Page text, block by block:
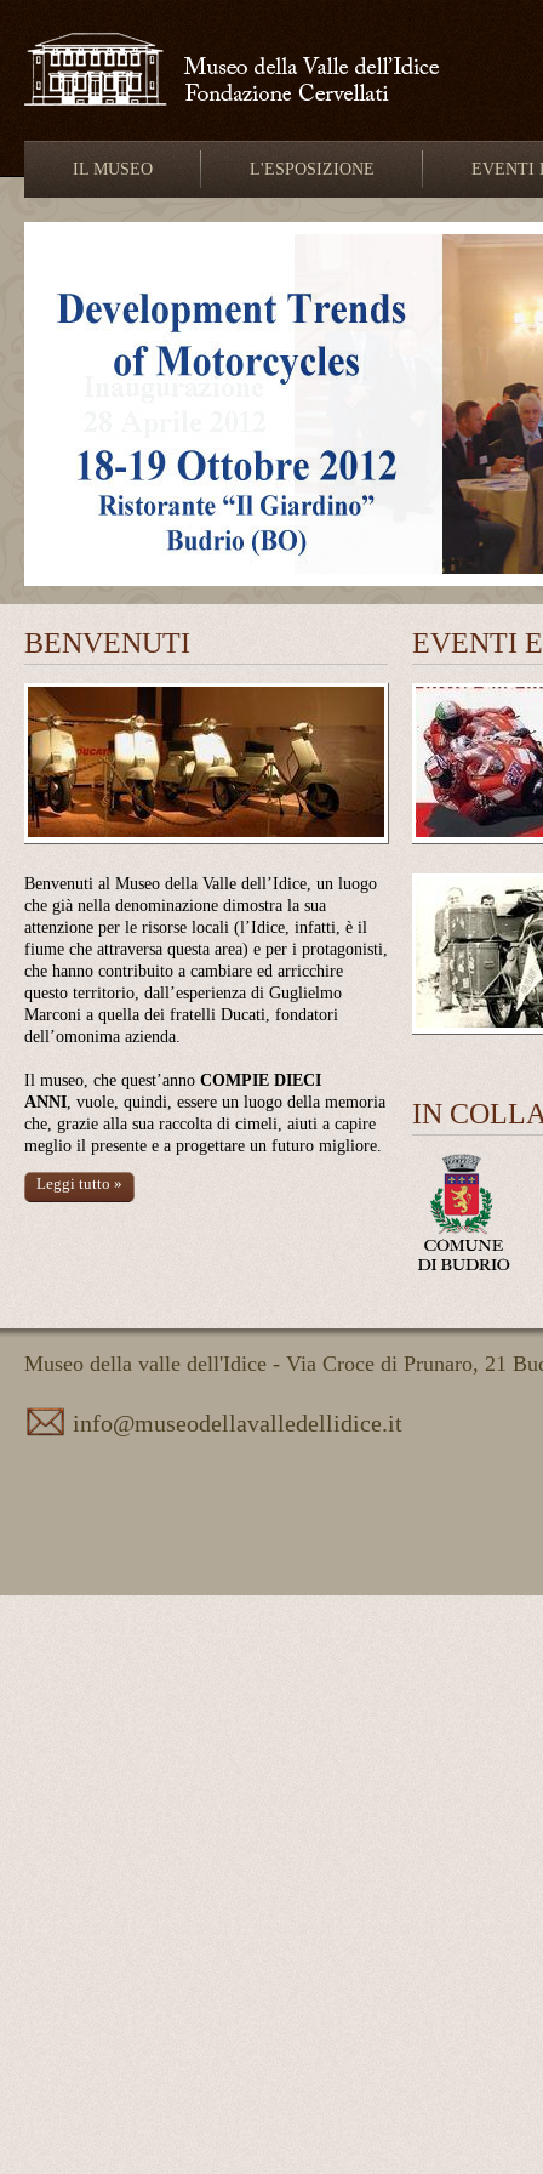
IL MUSEO L'ESPOSIZIONE EVENTI
BENVENUTI
Benvenuti al Museo della Valle dell’Idice, un luogo
che già nella denominazione dimostra la sua
attenzione per le risorse locali (l’Idice, infatti, è il
fiume che attraversa questa area) e per i protagonisti,
che hanno contribuito a cambiare ed arricchire
questo territorio, dall’esperienza di Guglielmo
Marconi a quella dei fratelli Ducati, fondatori
dell’omonima azienda.
Il museo, che quest’anno COMPIE DIECI
ANNI, vuole, quindi, essere un luogo della memoria
che, grazie alla sua raccolta di cimeli, aiuti a capire
meglio il presente e a progettare un futuro migliore.
Leggi tutto »
EVENTI
IN
Museo della valle dell'Idice - Via Croce di Prunaro, 21
info@museodellavalledellidice.it